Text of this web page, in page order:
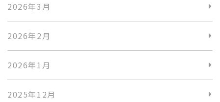
2026年3月
2026年2月
2026年1月
2025年12月